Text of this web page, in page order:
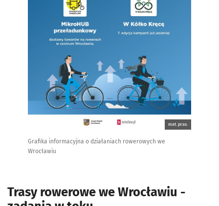
mat. pras.
Grafika informacyjna o działaniach rowerowych we
Wrocławiu
Trasy rowerowe we Wrocławiu -